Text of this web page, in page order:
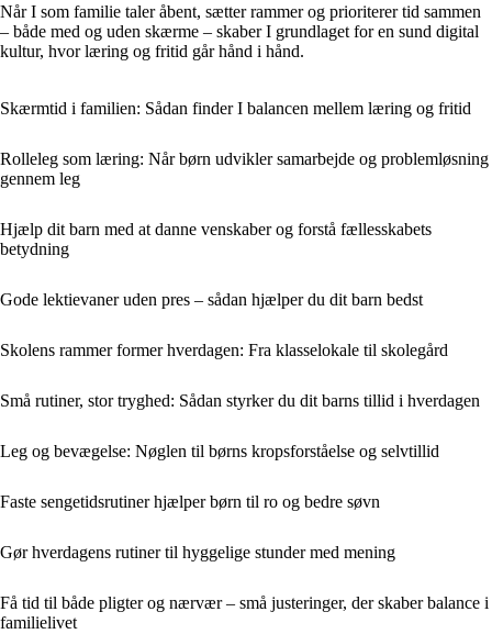
Når I som familie taler åbent, sætter rammer og prioriterer tid sammen
– både med og uden skærme – skaber I grundlaget for en sund digital
kultur, hvor læring og fritid går hånd i hånd.
Skærmtid i familien: Sådan finder I balancen mellem læring og fritid
Rolleleg som læring: Når børn udvikler samarbejde og problemløsning
gennem leg
Hjælp dit barn med at danne venskaber og forstå fællesskabets
betydning
Gode lektievaner uden pres – sådan hjælper du dit barn bedst
Skolens rammer former hverdagen: Fra klasselokale til skolegård
Små rutiner, stor tryghed: Sådan styrker du dit barns tillid i hverdagen
Leg og bevægelse: Nøglen til børns kropsforståelse og selvtillid
Faste sengetidsrutiner hjælper børn til ro og bedre søvn
Gør hverdagens rutiner til hyggelige stunder med mening
Få tid til både pligter og nærvær – små justeringer, der skaber balance i
familielivet